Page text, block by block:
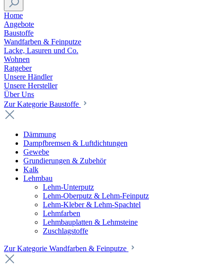
Home
Angebote
Baustoffe
Wandfarben & Feinputze
Lacke, Lasuren und Co.
Wohnen
Ratgeber
Unsere Händler
Unsere Hersteller
Über Uns
Zur Kategorie Baustoffe
Dämmung
Dampfbremsen & Luftdichtungen
Gewebe
Grundierungen & Zubehör
Kalk
Lehmbau
Lehm-Unterputz
Lehm-Oberputz & Lehm-Feinputz
Lehm-Kleber & Lehm-Spachtel
Lehmfarben
Lehmbauplatten & Lehmsteine
Zuschlagstoffe
Zur Kategorie Wandfarben & Feinputze